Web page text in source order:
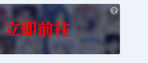
也想出现在